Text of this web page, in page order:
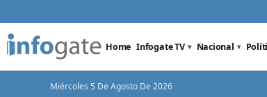
Home Infogate TV Nacional
Miércoles 5 De Agosto De 2026